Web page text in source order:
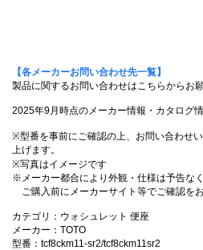
【各メーカーお問い合わせ先一覧】
製品に関するお問い合わせはこちらからお
2025年9月時点のメーカー情報・カタログ
※型番を事前にご確認の上、お問い合わせ
上げます。
※写真はイメージです
※メーカー都合により外観・仕様は予告な
ご購入前にメーカーサイト等でご確認をお
カテゴリ：ウォシュレット 便座
メーカー：TOTO
型番：tcf8ckm11-sr2/tcf8ckm11sr2